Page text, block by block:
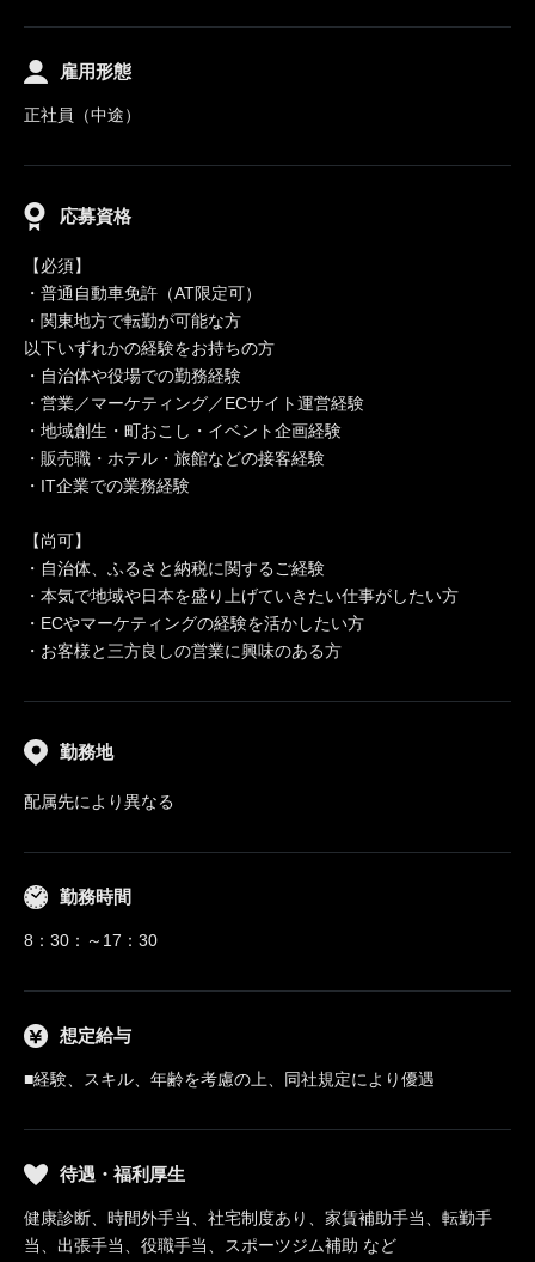
雇用形態
正社員（中途）
応募資格
【必須】
・普通自動車免許（AT限定可）
・関東地方で転勤が可能な方
以下いずれかの経験をお持ちの方
・自治体や役場での勤務経験
・営業／マーケティング／ECサイト運営経験
・地域創生・町おこし・イベント企画経験
・販売職・ホテル・旅館などの接客経験
・IT企業での業務経験
【尚可】
・自治体、ふるさと納税に関するご経験
・本気で地域や日本を盛り上げていきたい仕事がしたい方
・ECやマーケティングの経験を活かしたい方
・お客様と三方良しの営業に興味のある方
勤務地
配属先により異なる
勤務時間
8：30：～17：30
想定給与
■経験、スキル、年齢を考慮の上、同社規定により優遇
待遇・福利厚生
健康診断、時間外手当、社宅制度あり、家賃補助手当、転勤手
当、出張手当、役職手当、スポーツジム補助 など